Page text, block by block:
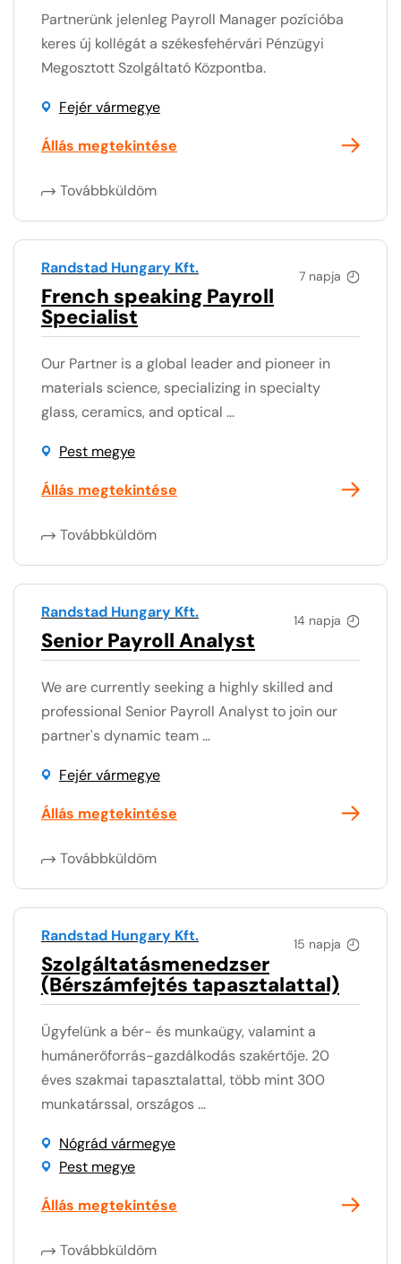
Partnerünk jelenleg Payroll Manager pozícióba
keres új kollégát a székesfehérvári Pénzügyi
Megosztott Szolgáltató Központba.
Fejér vármegye
Állás megtekintése
Továbbküldöm
7 napja
Randstad Hungary Kft.
French speaking Payroll
Specialist
Our Partner is a global leader and pioneer in
materials science, specializing in specialty
glass, ceramics, and optical ...
Pest megye
Állás megtekintése
Továbbküldöm
14 napja
Randstad Hungary Kft.
Senior Payroll Analyst
We are currently seeking a highly skilled and
professional Senior Payroll Analyst to join our
partner's dynamic team ...
Fejér vármegye
Állás megtekintése
Továbbküldöm
15 napja
Randstad Hungary Kft.
Szolgáltatásmenedzser
(Bérszámfejtés tapasztalattal)
Ügyfelünk a bér- és munkaügy, valamint a
humánerőforrás-gazdálkodás szakértője. 20
éves szakmai tapasztalattal, több mint 300
munkatárssal, országos ...
Nógrád vármegye
Pest megye
Állás megtekintése
Továbbküldöm